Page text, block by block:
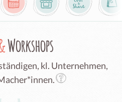
Workshops
kl. Unternehmen,